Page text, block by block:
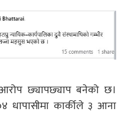
छ्यापछ्याप बनेको छ।
धापासीमा कार्कीले ३ आना